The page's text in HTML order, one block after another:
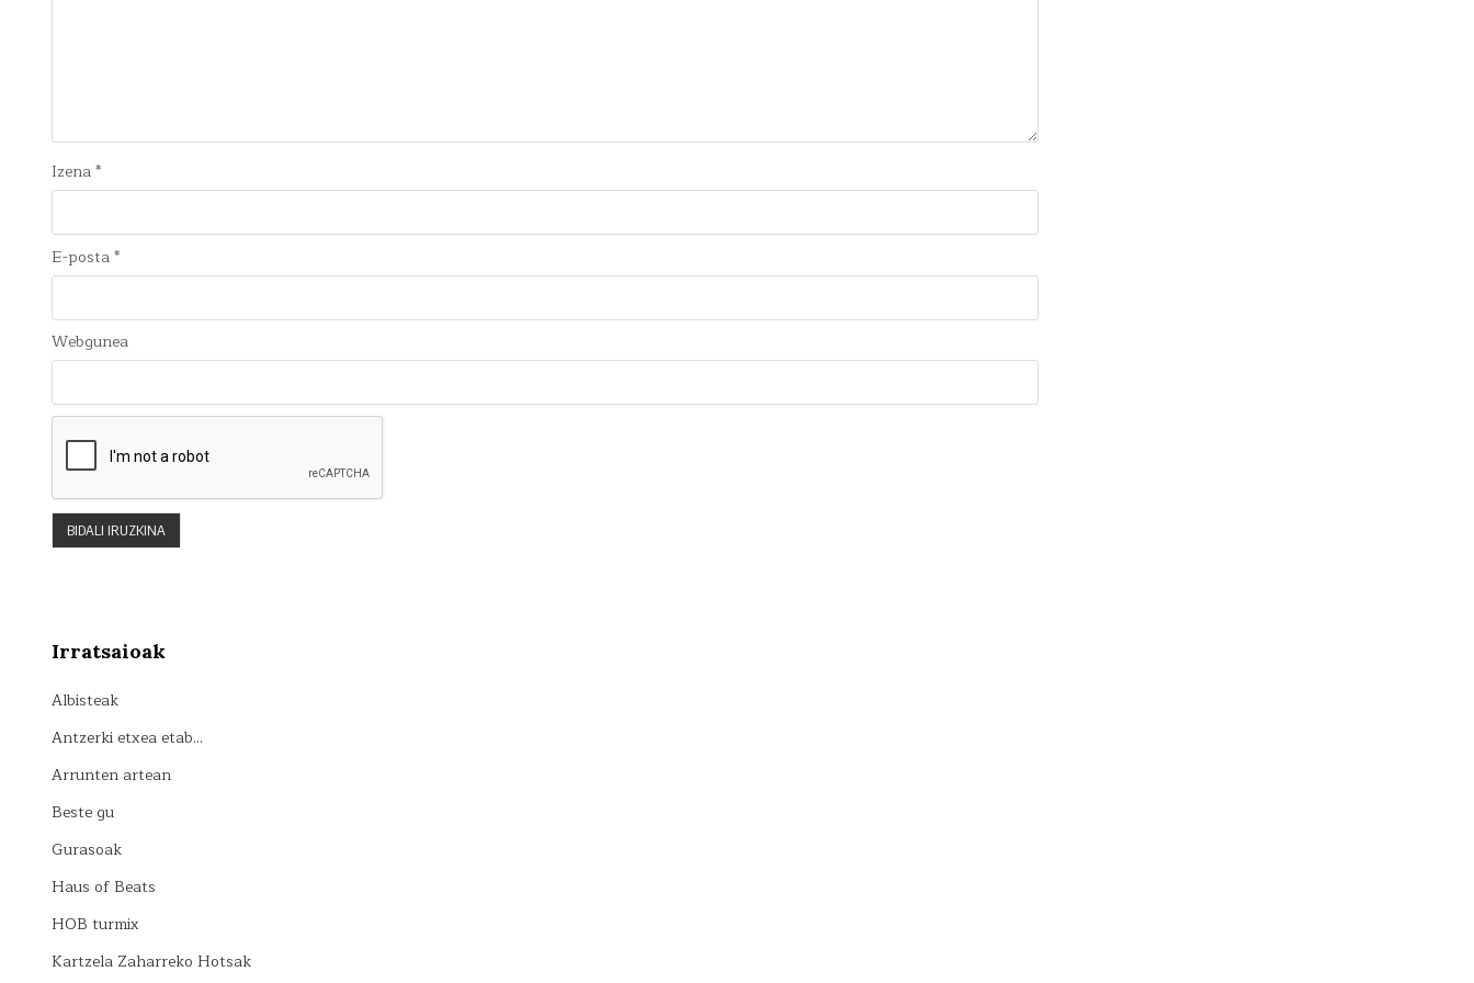
Izena*
E-posta*
Webgunea
Irratsaioak
Albisteak
Antzerki etxea etab…
Arrunten artean
Beste gu
Gurasoak
Haus of Beats
HOB turmix
Kartzela Zaharreko Hotsak